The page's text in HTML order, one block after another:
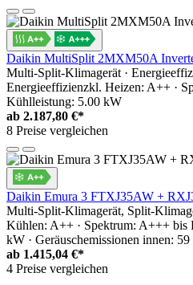
Daikin MultiSplit 2MXM50A
Multi-Split-Klimagerät ·
Energieeffizienzkl. Heizen: A++ ·
Kühlleistung: 5.00 kW
ab 2.187,80 €*
8 Preise vergleichen
Daikin Emura 3 FTXJ35AW +
Multi-Split-Klimagerät, Split-
Kühlen: A++ · Spektrum: A+++ bis
kW · Geräuschemissionen innen: 59
ab 1.415,04 €*
4 Preise vergleichen